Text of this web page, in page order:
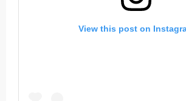
View this post on